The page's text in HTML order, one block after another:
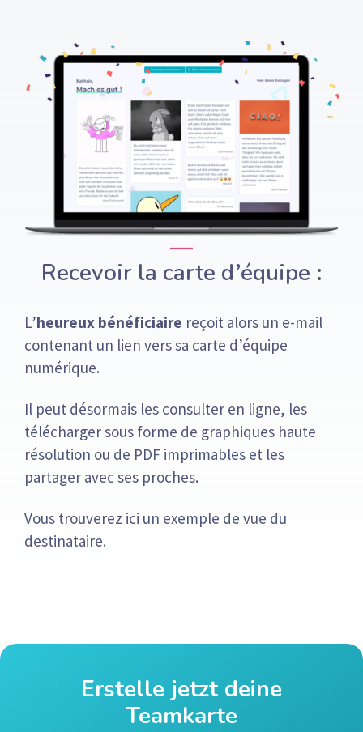
Recevoir la carte d’équipe :
L’heureux bénéficiaire reçoit alors un e-mail
contenant un lien vers sa carte d’équipe
numérique.
Il peut désormais les consulter en ligne, les
télécharger sous forme de graphiques haute
résolution ou de PDF imprimables et les
partager avec ses proches.
Vous trouverez ici un exemple de vue du
destinataire.
Erstelle jetzt deine
Teamkarte